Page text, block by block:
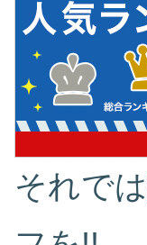
それでは